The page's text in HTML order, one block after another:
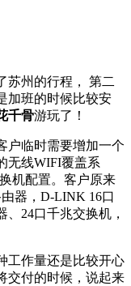
苏州的行程， 第二
加班的时候比较安
千骨游玩了！
户临时需要增加一个
无线WIFI覆盖系
机配置。客户原来
器，D-LINK 16口
24口千兆交换机，
工作量还是比较开心
交付的时候，说起来